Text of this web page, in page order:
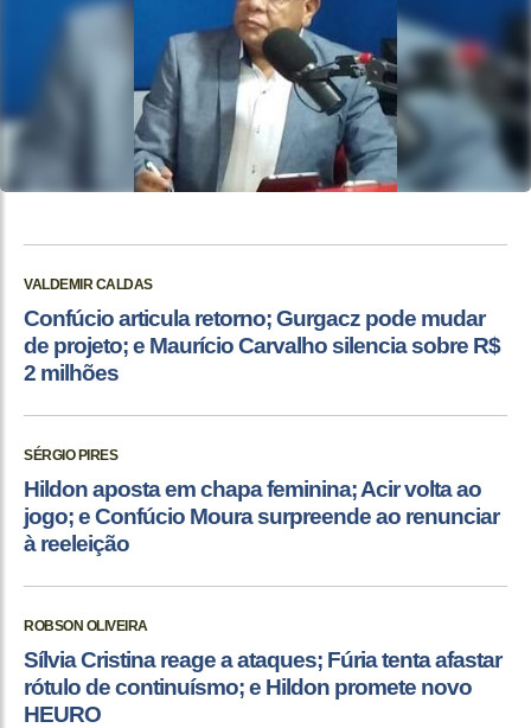
VALDEMIR CALDAS
Confúcio articula retorno; Gurgacz pode mudar
de projeto; e Maurício Carvalho silencia sobre R$
2 milhões
SÉRGIO PIRES
Hildon aposta em chapa feminina; Acir volta ao
jogo; e Confúcio Moura surpreende ao renunciar
à reeleição
ROBSON OLIVEIRA
Sílvia Cristina reage a ataques; Fúria tenta afastar
rótulo de continuísmo; e Hildon promete novo
HEURO